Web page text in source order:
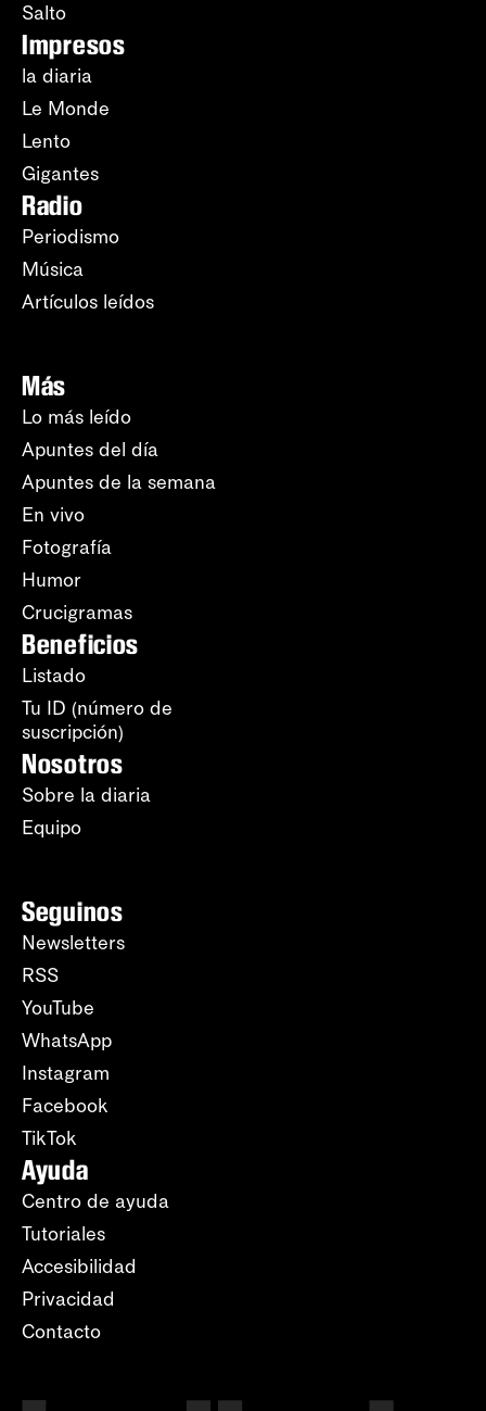
Salto
Impresos
la diaria
Le Monde
Lento
Gigantes
Radio
Periodismo
Música
Artículos leídos
Más
Lo más leído
Apuntes del día
Apuntes de la semana
En vivo
Fotografía
Humor
Crucigramas
Beneficios
Listado
Tu ID (número de
suscripción)
Nosotros
Sobre la diaria
Equipo
Seguinos
Newsletters
RSS
YouTube
WhatsApp
Instagram
Facebook
TikTok
Ayuda
Centro de ayuda
Tutoriales
Accesibilidad
Privacidad
Contacto